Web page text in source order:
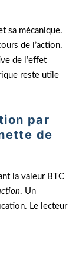
sa mécanique.
de l’action.
de l’effet
reste utile
par
de
la valeur BTC
. Un
Le lecteur